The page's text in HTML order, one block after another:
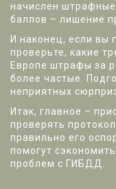
начислен
баллов – лишение
И наконец, если вы
проверьте, какие
Европе штрафы за
более частые.
неприятных
Итак, главное –
проверять
правильно его
помогут
проблем с ГИБДД.